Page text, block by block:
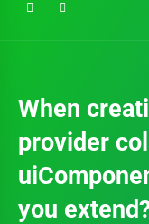
When
provider
you